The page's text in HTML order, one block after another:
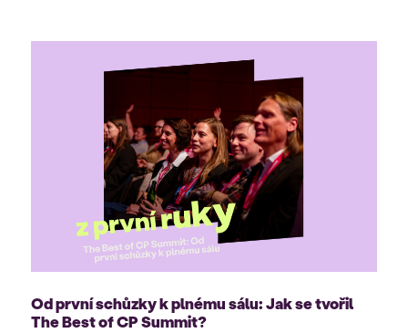
Od první schůzky k plnému sálu: Jak se tvořil
The Best of CP Summit?